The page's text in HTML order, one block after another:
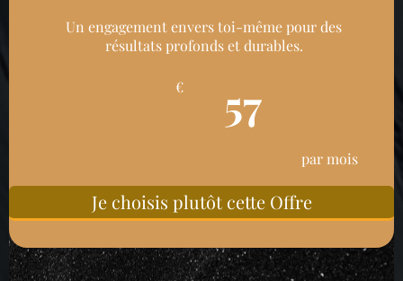
Un engagement envers toi-même pour des
résultats profonds et durables.
€ 57
par mois
Je choisis plutôt cette Offre